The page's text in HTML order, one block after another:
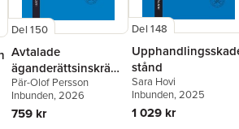
Del 150
Avtalade
äganderättsinskränk
ningar i
fastighetsrätten
Pär-Olof Persson
Inbunden, 2026
759 kr
Del 148
stånd
Sara Hovi
Inbunden, 2025
1 029 kr